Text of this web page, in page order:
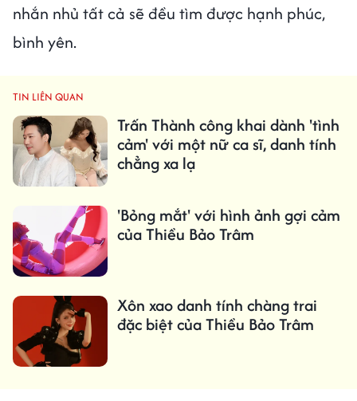
nhắn nhủ tất cả sẽ đều tìm được hạnh phúc,
bình yên.
TIN LIÊN QUAN
Trấn Thành công khai dành 'tình
cảm' với một nữ ca sĩ, danh tính
chẳng xa lạ
'Bỏng mắt' với hình ảnh gợi cảm
của Thiều Bảo Trâm
Xôn xao danh tính chàng trai
đặc biệt của Thiều Bảo Trâm